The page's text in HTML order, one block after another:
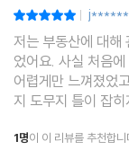
23 임대차 3법은 꼭
24 집을 가장 싸게
25 적정 가격은 어
26 하락장엔 어떤
PART 3 재개발 ·
|
저는 부동산에 대해
었어요. 사실 처음
어렵게만 느껴졌었
지 도무지 틀이 잡
자는 마음으로 부
것 같습니
1명이 이 리뷰를 추천합니